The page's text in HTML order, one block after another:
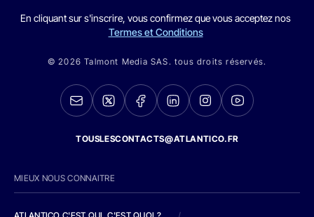
En cliquant sur s'inscrire, vous confirmez que vous acceptez nos
Termes et Conditions
© 2026 Talmont Media SAS. tous droits réservés.
TOUSLESCONTACTS@ATLANTICO.FR
MIEUX NOUS CONNAITRE